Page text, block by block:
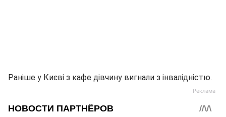
Раніше у Києві з кафе дівчину вигнали з інвалідністю.